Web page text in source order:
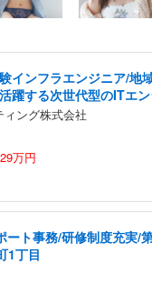
インフラエンジニア/地
躍する次世代型のITエ
ング株式会社
万円
ート事務/研修制度充実/
1丁目